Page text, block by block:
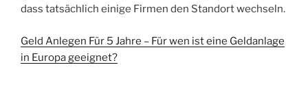
dass tatsächlich einige Firmen den Standort wechseln.
Geld Anlegen Für 5 Jahre – Für wen ist eine Geldanlage
in Europa geeignet?